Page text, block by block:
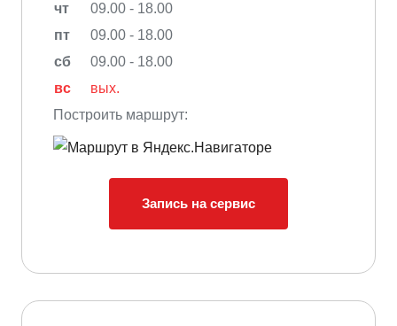
чт
09.00 - 18.00
пт
09.00 - 18.00
сб
09.00 - 18.00
вс
вых.
Построить маршрут:
Запись на сервис